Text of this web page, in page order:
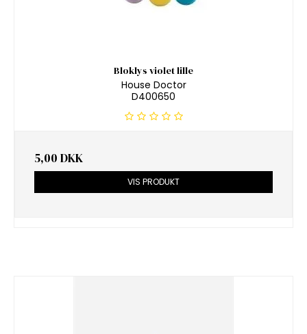
Bloklys violet lille
House Doctor
D400650
5,00 DKK
VIS PRODUKT